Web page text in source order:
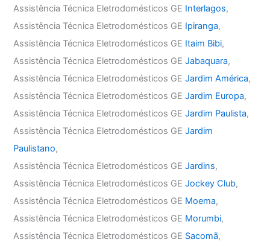
Assistência Técnica Eletrodomésticos GE Interlagos,
Assistência Técnica Eletrodomésticos GE Ipiranga,
Assistência Técnica Eletrodomésticos GE Itaim Bibi,
Assistência Técnica Eletrodomésticos GEJabaquara,
Assistência Técnica Eletrodomésticos GEJardim América,
Assistência Técnica Eletrodomésticos GEJardim Europa,
Assistência Técnica Eletrodomésticos GEJardim Paulista,
Assistência Técnica Eletrodomésticos GEJardim
Paulistano,
Assistência Técnica Eletrodomésticos GEJardins,
Assistência Técnica Eletrodomésticos GEJockey Club,
Assistência Técnica Eletrodomésticos GE Moema,
Assistência Técnica Eletrodomésticos GE Morumbi,
Assistência Técnica Eletrodomésticos GE Sacomã,